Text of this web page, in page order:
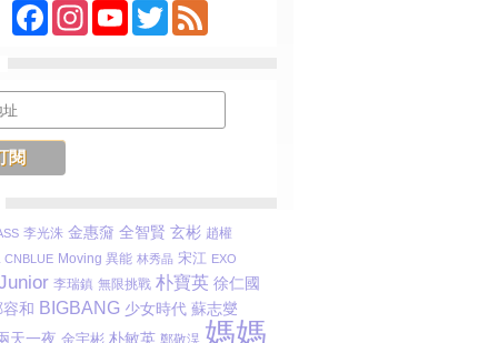
FacebookInstagramYouTubeTwitterFeed
李光洙 金惠奫 全智賢 玄彬 趙權
CNBLUE Moving 異能 林秀晶 宋江 EXO
李瑞鎮 無限挑戰 朴寶英 徐仁國
和 BIGBANG 少女時代 蘇志燮
天一夜 金宇彬 朴敏英 鄭敬淏 媽媽